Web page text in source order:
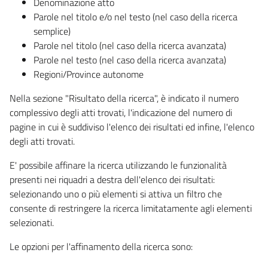
Parole nel titolo e/o nel testo (nel caso della ricerca
semplice)
Parole nel titolo (nel caso della ricerca avanzata)
Parole nel testo (nel caso della ricerca avanzata)
Regioni/Province autonome
Nella sezione "Risultato della ricerca", è indicato il numero
complessivo degli atti trovati, l'indicazione del numero di
pagine in cui è suddiviso l'elenco dei risultati ed infine, l'elenco
degli atti trovati.
E' possibile affinare la ricerca utilizzando le funzionalità
presenti nei riquadri a destra dell'elenco dei risultati:
selezionando uno o più elementi si attiva un filtro che
consente di restringere la ricerca limitatamente agli elementi
selezionati.
Le opzioni per l'affinamento della ricerca sono: